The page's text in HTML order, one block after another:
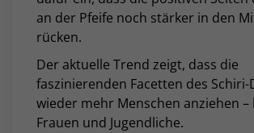
an der Pfeife noch stärker in den
rücken.
Der aktuelle Trend zeigt, dass die
faszinierenden Facetten des Schiri-
wieder mehr Menschen anziehen –
Frauen und Jugendliche.